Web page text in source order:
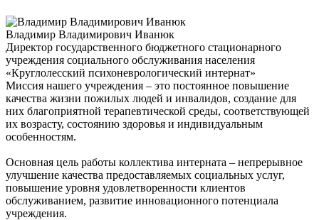
Владимир Владимирович Иванюк
Директор государственного бюджетного стационарного
учреждения социального обслуживания населения
«Круглолесский психоневрологический интернат»
Миссия нашего учреждения – это постоянное повышение
качества жизни пожилых людей и инвалидов, создание для
них благоприятной терапевтической среды, соответствующей
их возрасту, состоянию здоровья и индивидуальным
особенностям.
Основная цель работы коллектива интерната – непрерывное
улучшение качества предоставляемых социальных услуг,
повышение уровня удовлетворенности клиентов
обслуживанием, развитие инновационного потенциала
учреждения.